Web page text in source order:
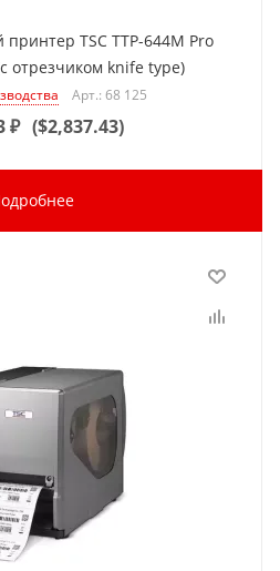
TSC TTP-644M Pro
(с отрезчиком knife type)
Арт.: 68 125
₽ ($2,837.43)